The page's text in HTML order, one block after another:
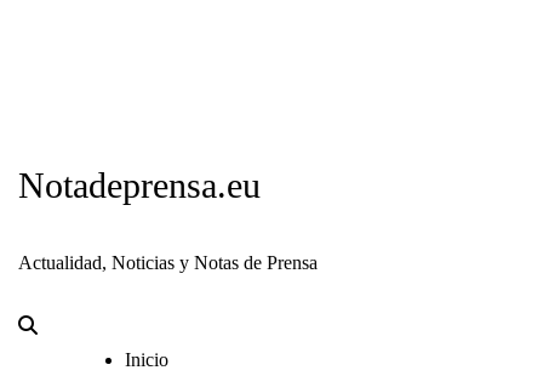
Notadeprensa.eu
Actualidad, Noticias y Notas de Prensa
Inicio